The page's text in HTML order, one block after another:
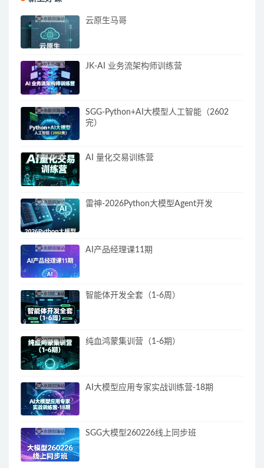
云原生马哥
JK-AI 业务流架构师训练营
SGG-Python+AI大模型人工智能（2602
完）
AI 量化交易训练营
雷神-2026Python大模型Agent开发
AI产品经理课11期
智能体开发全套（1-6周）
纯血鸿蒙集训营（1-6期）
AI大模型应用专家实战训练营-18期
SGG大模型260226线上同步班